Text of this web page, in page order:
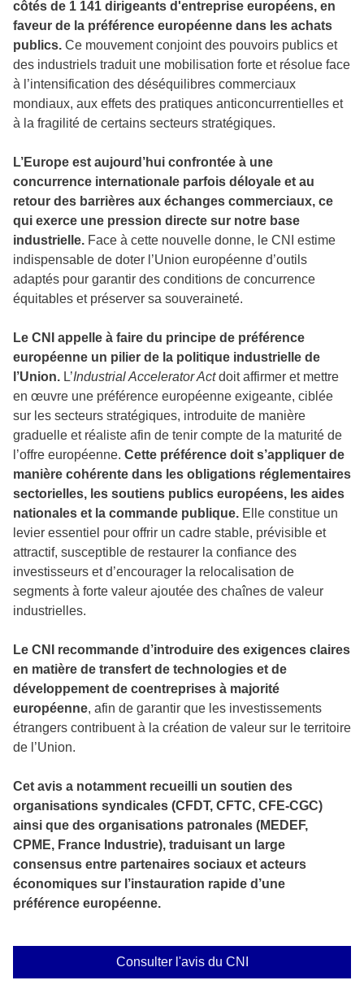
côtés de 1 141 dirigeants d'entreprise européens, en
faveur de la préférence européenne dans les achats
publics. Ce mouvement conjoint des pouvoirs publics et
des industriels traduit une mobilisation forte et résolue face
à l’intensification des déséquilibres commerciaux
mondiaux, aux effets des pratiques anticoncurrentielles et
à la fragilité de certains secteurs stratégiques.
L’Europe est aujourd’hui confrontée à une
concurrence internationale parfois déloyale et au
retour des barrières aux échanges commerciaux, ce
qui exerce une pression directe sur notre base
industrielle. Face à cette nouvelle donne, le CNI estime
indispensable de doter l’Union européenne d’outils
adaptés pour garantir des conditions de concurrence
équitables et préserver sa souveraineté.
Le CNI appelle à faire du principe de préférence
européenne un pilier de la politique industrielle de
l’Union. L’Industrial Accelerator Actdoit affirmer et mettre
en œuvre une préférence européenne exigeante, ciblée
sur les secteurs stratégiques, introduite de manière
graduelle et réaliste afin de tenir compte de la maturité de
l’offre européenne. Cette préférence doit s’appliquer de
manière cohérente dans les obligations réglementaires
sectorielles, les soutiens publics européens, les aides
nationales et la commande publique. Elle constitue un
levier essentiel pour offrir un cadre stable, prévisible et
attractif, susceptible de restaurer la confiance des
investisseurs et d’encourager la relocalisation de
segments à forte valeur ajoutée des chaînes de valeur
industrielles.
Le CNI recommande d’introduire des exigences claires
en matière de transfert de technologies et de
développement de coentreprises à majorité
européenne, afin de garantir que les investissements
étrangers contribuent à la création de valeur sur le territoire
de l’Union.
Cet avis a notamment recueilli un soutien des
organisations syndicales (CFDT, CFTC, CFE-CGC)
ainsi que des organisations patronales (MEDEF,
CPME, France Industrie), traduisant un large
consensus entre partenaires sociaux et acteurs
économiques sur l’instauration rapide d’une
préférence européenne.
Consulter l'avis du CNI